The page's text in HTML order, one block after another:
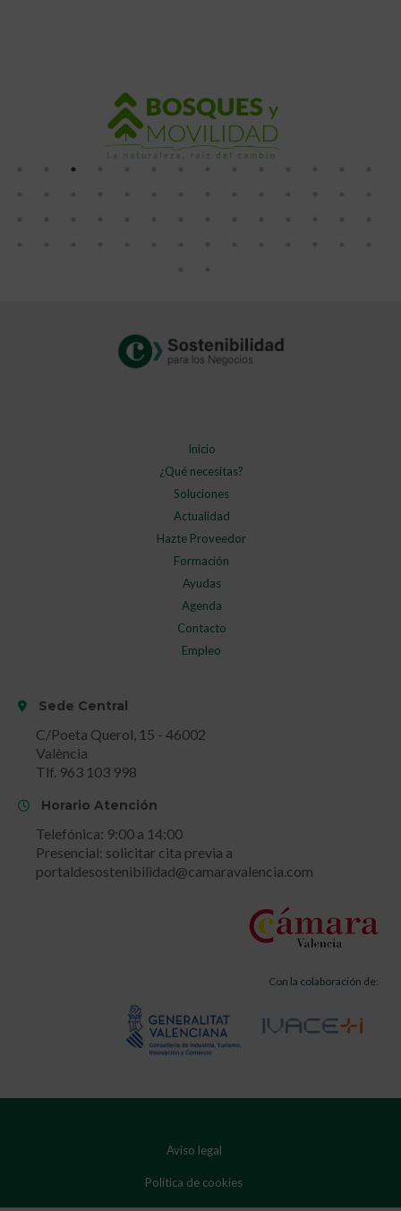
Inicio
¿Qué necesitas?
Soluciones
Actualidad
Hazte Proveedor
Formación
Ayudas
Agenda
Contacto
Empleo
Sede Central
C/Poeta Querol, 15 - 46002
València
Tlf. 963 103 998
Horario Atención
Telefónica: 9:00 a 14:00
Presencial: solicitar cita previa a
portaldesostenibilidad@camaravalencia.com
Con la colaboración de:
Aviso legal
Política de cookies